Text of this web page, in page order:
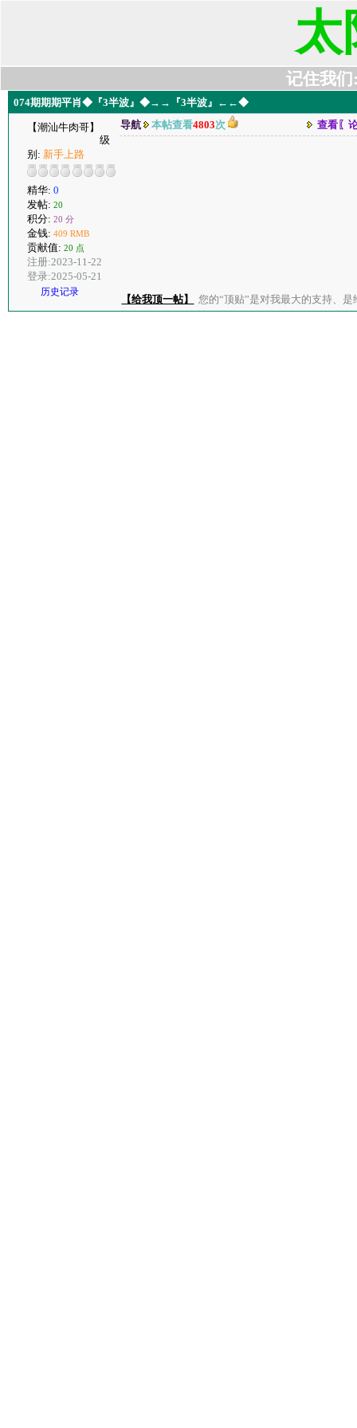
太
记住我们
074期期期平肖◆『3半波』◆→→『3半波』←←◆
【潮汕牛肉哥】
级
别: 新手上路
精华: 0
发帖: 20
积分: 20 分
金钱: 409 RMB
贡献值: 20 点
注册:2023-11-22
登录:2025-05-21
历史记录
导航 本帖查看4803次 查看〖
【给我顶一帖】 您的“顶贴”是对我最大的支持、